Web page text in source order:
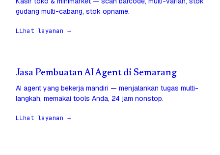
gudang multi-cabang, stok opname.
Lihat layanan →
Jasa Pembuatan AI Agent di Semarang
AI agent yang bekerja mandiri — menjalankan tugas multi-
langkah, memakai tools Anda, 24 jam nonstop.
Lihat layanan →